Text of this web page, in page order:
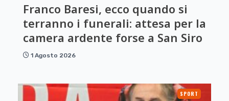
Franco Baresi, ecco quando si
terranno i funerali: attesa per la
camera ardente forse a San Siro
1 Agosto 2026
SPORT